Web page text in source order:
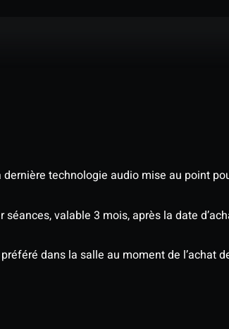
technologie audio mise au point
valable 3 mois, après la date
dans la salle au moment de l’achat